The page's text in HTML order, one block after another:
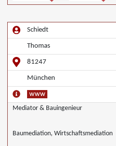
Schiedt
Thomas
81247
München
Mediator & Bauingenieur
Baumediation, Wirtschaftsmediation